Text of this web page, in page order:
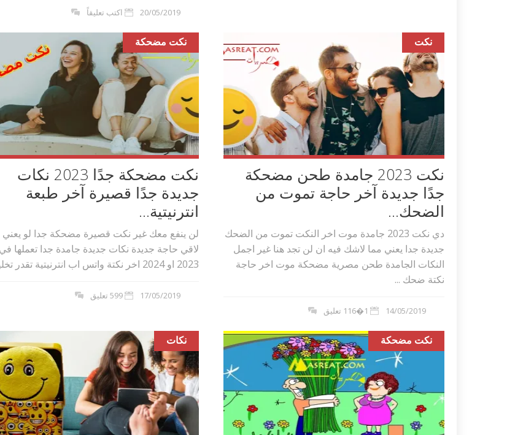
20/05/2019 اكتب تعليقاً
نكت مضحكة
نكت مضحكة جدًا 2023 نكات
جديدة جدًا قصيرة آخر طبعة
انترنيتية...
لن ينفع معك غير نكت قصيرة مضحكة جدا لو
لاقي حاجة جديدة نكات جديدة جامدة جدا تعملها
2023 او 2024 اخر نكتة واتس اب انترنيتية تقدر تخليك ...
17/05/2019 599 تعليق
نكت
نكت 2023 جامدة طحن مضحكة
جدًا جديدة آخر حاجة تموت من
الضحك...
دي نكت 2023 جامدة موت اخر النكت تموت من الضحك
جديدة جدا يعني مما لاشك فيه ان لن تجد هنا غير اجمل
النكات الجامدة طحن مصرية مضحكة موت اخر حاجة
نكتة ضحك ...
14/05/2019 1�116 تعليق
نكات نكت مضحكة